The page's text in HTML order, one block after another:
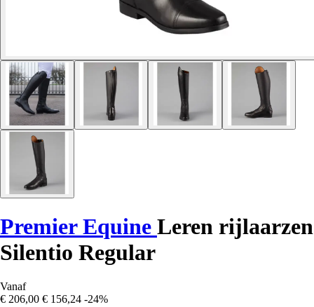
Premier Equine Leren rijlaarzen
Silentio Regular
Vanaf
€ 206,00 € 156,24 -24%